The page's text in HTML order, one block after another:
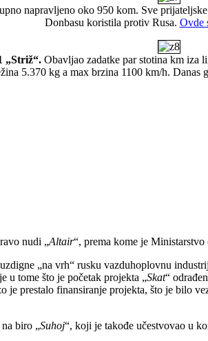
napravljeno oko 950 kom. Sve
Donbasu koristila protiv Rusa. Ovde
„Striž“.Obavljao zadatke par stotina km iza
5.370 kg a max brzina 1100 km/h.
nudi „Altair“, prema kome je
„na vrh“ rusku vazduhoplovnu
u tome što je početak projekta „Skat“
prestalo finansiranje projekta, što je bilo
biro „Suhoj“, koji je takođe učestvovao u